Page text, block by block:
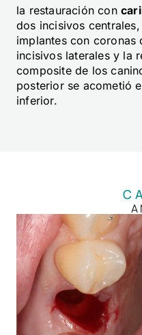
la restauración con
dos incisivos
implantes con coronas
incisivos laterales y la
composite de los
posterior se acometió
inferior.